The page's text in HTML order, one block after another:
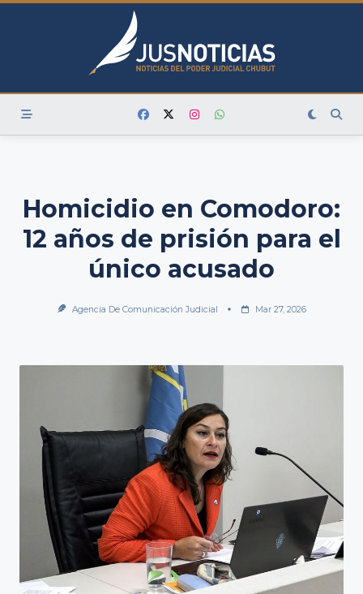
Skip
Homicidio en Comodoro:
12 años de prisión para el
único acusado
Agencia De Comunicación Judicial Mar 27, 2026